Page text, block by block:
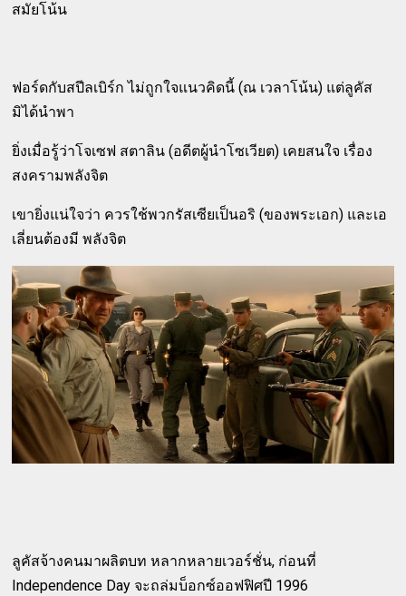
สมัยโน้น
ฟอร์ดกับสปีลเบิร์ก ไม่ถูกใจแนวคิดนี้ (ณ เวลาโน้น) แต่ลูคัส
มิได้นำพา
ยิ่งเมื่อรู้ว่าโจเซฟ สตาลิน (อดีตผู้นำโซเวียต) เคยสนใจ เรื่อง
สงครามพลังจิต
เขายิ่งแน่ใจว่า ควรใช้พวกรัสเซียเป็นอริ (ของพระเอก) และเอ
เลี่ยนต้องมี พลังจิต
ลูคัสจ้างคนมาผลิตบท หลากหลายเวอร์ชั่น, ก่อนที่
Independence Day จะถล่มบ็อกซ์ออฟฟิศปี 1996